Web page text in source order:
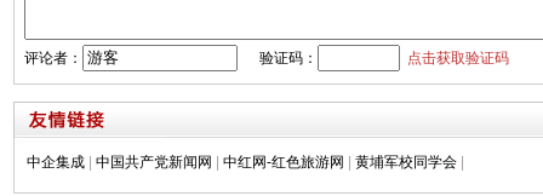
评论者： 验证码： 点击获取验证码
中企集成 中国共产党新闻网 中红网-红色旅游网 黄埔军校同学会